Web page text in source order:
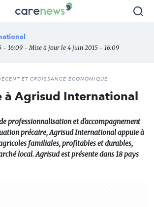
Carenews,
média
des
l'engagement
- 16:09 - Mise à jour le 4 juin 2015 - 16:09
ET CROISSANCE ÉCONOMIQUE
à Agrisud International
professionnalisation et d'accompagnement
précaire, Agrisud International appuie à
familiales, profitables et durables,
local. Agrisud est présente dans 18 pays